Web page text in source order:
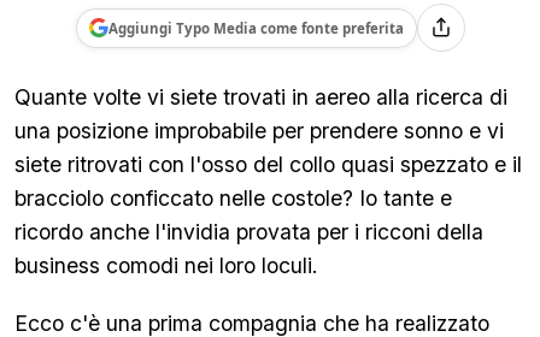
Aggiungi Typo Media come fonte preferita
Quante volte vi siete trovati in aereo alla ricerca di
una posizione improbabile per prendere sonno e vi
siete ritrovati con l'osso del collo quasi spezzato e il
bracciolo conficcato nelle costole? Io tante e
ricordo anche l'invidia provata per i ricconi della
business comodi nei loro loculi.
Ecco c'è una prima compagnia che ha realizzato